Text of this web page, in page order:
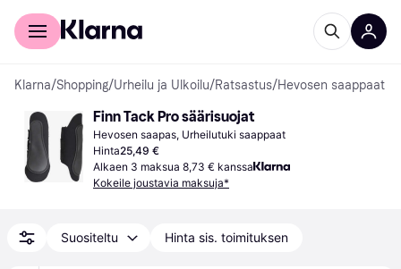
Kuluttajille
Klarna/Shopping/Urheilu ja Ulkoilu/Ratsastus/Hevosen saappaat
Finn Tack Pro säärisuojat
Hevosen saapas, Urheilutuki saappaat
Hinta25,49 €
Alkaen 3 maksua 8,73 € kanssa
Kokeile joustavia maksuja*
Suositeltu Hinta sis. toimituksen